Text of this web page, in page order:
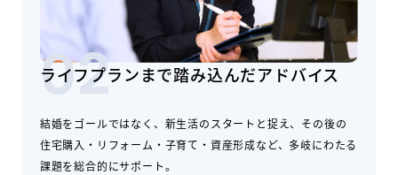
02
ライフプランまで踏み込んだアドバイス
結婚をゴールではなく、新生活のスタートと捉え、その後の
住宅購入・リフォーム・子育て・資産形成など、多岐にわたる
課題を総合的にサポート。